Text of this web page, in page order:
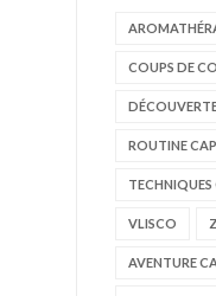
COUPS DE
ROUTINE
TECHNIQUES
VLISCO
AVENTURE